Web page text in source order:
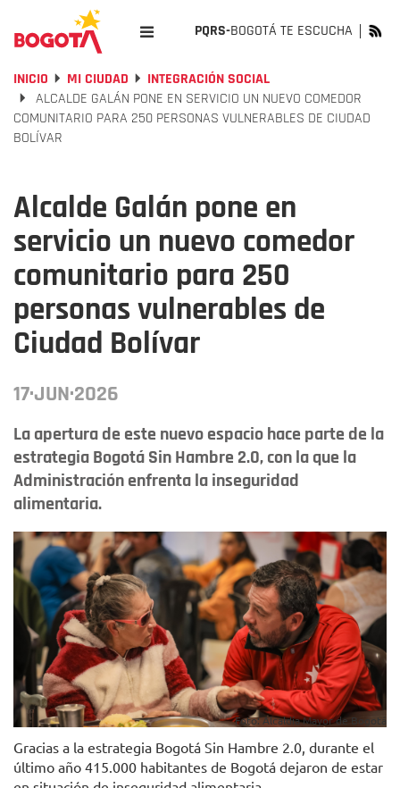
PQRS-BOGOTÁ TE ESCUCHA
INICIO MI CIUDAD
INTEGRACIÓN SOCIAL
ALCALDE GALÁN PONE EN SERVICIO UN NUEVO COMEDOR
COMUNITARIO PARA 250 PERSONAS VULNERABLES DE CIUDAD
BOLÍVAR
Alcalde Galán pone en
servicio un nuevo comedor
comunitario para 250
personas vulnerables de
Ciudad Bolívar
17·JUN·2026
La apertura de este nuevo espacio hace parte de la
estrategia Bogotá Sin Hambre 2.0, con la que la
Administración enfrenta la inseguridad
alimentaria.
Foto: Alcaldía Mayor de Bogotá
Gracias a la estrategia Bogotá Sin Hambre 2.0, durante el
último año 415.000 habitantes de Bogotá dejaron de estar